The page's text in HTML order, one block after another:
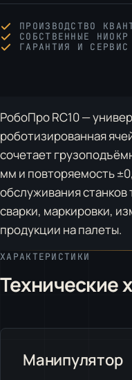
ПРОИЗВОДСТВО
СОБСТВЕННЫЕ НИОКР
ГАРАНТИЯ И СЕРВИС
РобоПро RC10 —
роботизированная
сочетает
мм и повторяемость
обслуживания
сварки, маркировки,
продукции на палеты.
ХАРАКТЕРИСТИКИ
Технические
Манипулятор